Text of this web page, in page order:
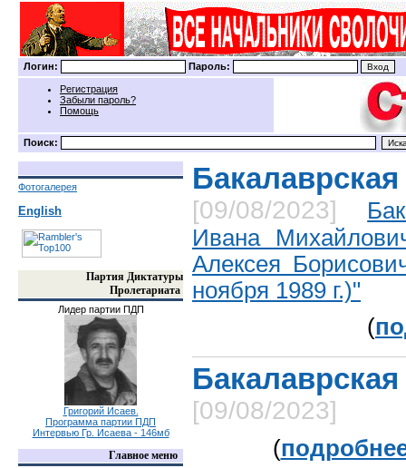
Логин: Пароль:
Регистрация
Забыли пароль?
Помощь
Поиск:
Фотогалерея
English
Партия Диктатуры
Пролетариата
Лидер партии ПДП
Григорий Исаев.
Программа партии ПДП
Интервью Гр. Исаева - 146мб
Главное меню
Бакалаврская
[09/08/2023]
Ивана
Алексея
ноября 1989 г.)"
(
Бакалаврская
[09/08/2023]
(